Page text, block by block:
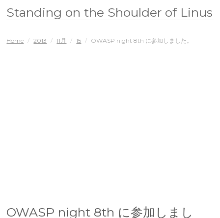
Standing on the Shoulder of Linus
Home / 2013 / 11月 / 15 / OWASP night 8th に参加しました。
OWASP night 8th に参加しまし